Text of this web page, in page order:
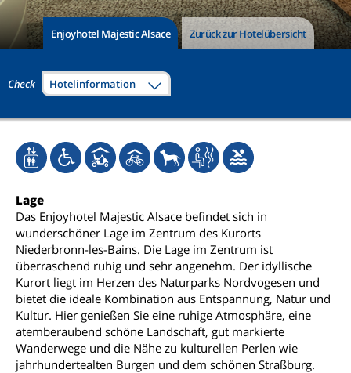
Enjoyhotel Majestic Alsace Zurück zur Hotelübersicht
Check Hotelinformation
Lage
Das Enjoyhotel Majestic Alsace befindet sich in
wunderschöner Lage im Zentrum des Kurorts
Niederbronn-les-Bains. Die Lage im Zentrum ist
überraschend ruhig und sehr angenehm. Der idyllische
Kurort liegt im Herzen des Naturparks Nordvogesen und
bietet die ideale Kombination aus Entspannung, Natur und
Kultur. Hier genießen Sie eine ruhige Atmosphäre, eine
atemberaubend schöne Landschaft, gut markierte
Wanderwege und die Nähe zu kulturellen Perlen wie
jahrhundertealten Burgen und dem schönen Straßburg.